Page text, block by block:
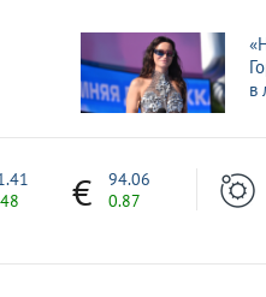
в
94.06
0.87